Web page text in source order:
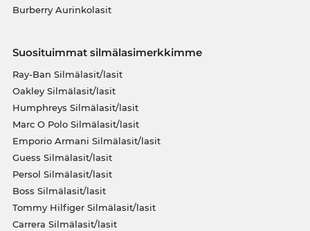
Burberry Aurinkolasit
Suosituimmat silmälasimerkkimme
Ray-Ban Silmälasit/lasit
Oakley Silmälasit/lasit
Humphreys Silmälasit/lasit
Marc O Polo Silmälasit/lasit
Emporio Armani Silmälasit/lasit
Guess Silmälasit/lasit
Persol Silmälasit/lasit
Boss Silmälasit/lasit
Tommy Hilfiger Silmälasit/lasit
Carrera Silmälasit/lasit